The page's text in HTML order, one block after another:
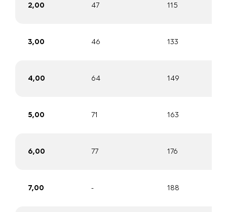
2,00 47 115
3,00 46 133
4,00 64 149
5,00 71 163
6,00 77 176
7,00 - 188